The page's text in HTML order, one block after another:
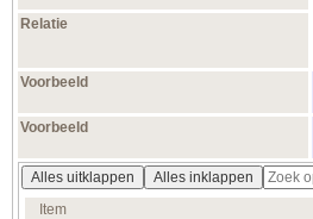
Relatie
Voorbeeld
Voorbeeld
Alles uitklappen
Alles inklappen
Item